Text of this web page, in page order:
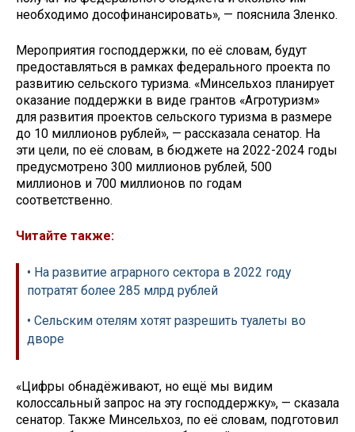
необходимо дософинансировать», — пояснила Зленко.
Мероприятия господдержки, по её словам, будут
предоставляться в рамках федерального проекта по
развитию сельского туризма. «Минсельхоз планирует
оказание поддержки в виде грантов «Агротуризм»
для развития проектов сельского туризма в размере
до 10 миллионов рублей», — рассказала сенатор. На
эти цели, по её словам, в бюджете на 2022-2024 годы
предусмотрено 300 миллионов рублей, 500
миллионов и 700 миллионов по годам
соответственно.
Читайте также:
• На развитие аграрного сектора в 2022 году
потратят более 285 млрд рублей
• Сельским отелям хотят разрешить туалеты во
дворе
«Цифры обнадёживают, но ещё мы видим
колоссальный запрос на эту господдержку», — сказала
сенатор. Также Минсельхоз, по её словам, подготовил